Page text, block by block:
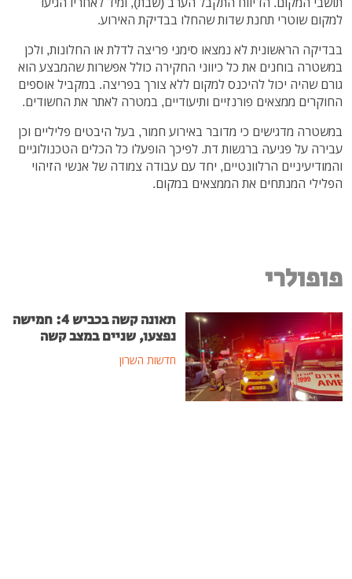
למקום שוטרי תחנת שדות שהחלו בבדיקת האירוע.
בבדיקה הראשונית לא נמצאו סימני פריצה לדלת או החלונות, ולכן
במשטרה בוחנים את כל כיווני החקירה כולל אפשרות שהמבצע הוא
גורם שהיה יכול להיכנס למקום ללא צורך בפריצה. במקביל אוספים
החוקרים ממצאים פורנזיים ותיעודיים, במטרה לאתר את החשודים.
במשטרה מדגישים כי מדובר באירוע חמור, בעל היבטים פליליים וכן
עבירה על פגיעה ברגשות דת. לפיכך הופעלו כל הכלים הטכנולוגיים
והמודיעיניים הרלוונטיים, יחד עם עבודה צמודה של אנשי הזיהוי
הפלילי המנתחים את הממצאים במקום.
פופולרי
תאונה קשה בכביש 4: חמישה
נפצעו, שניים במצב קשה
חדשות השרון